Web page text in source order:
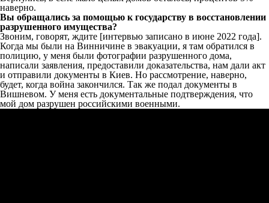
наверно.
Вы обращались за помощью к государству в восстановлении
разрушенного имущества?
Звоним, говорят, ждите [интервью записано в июне 2022 года].
Когда мы были на Винничине в эвакуации, я там обратился в
полицию, у меня были фотографии разрушенного дома,
написали заявления, предоставили доказательства, нам дали акт
и отправили документы в Киев. Но рассмотрение, наверно,
будет, когда война закончился. Так же подал документы в
Вишневом. У меня есть документальные подтверждения, что
мой дом разрушен российскими военными.